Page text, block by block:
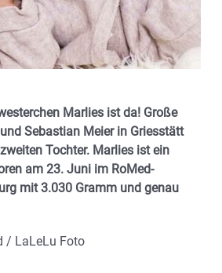
Marlies ist da! Große
Sebastian Meier in Griesstätt
Tochter. Marlies ist ein
am 23. Juni im RoMed-
mit 3.030 Gramm und genau
/ LaLeLu Foto